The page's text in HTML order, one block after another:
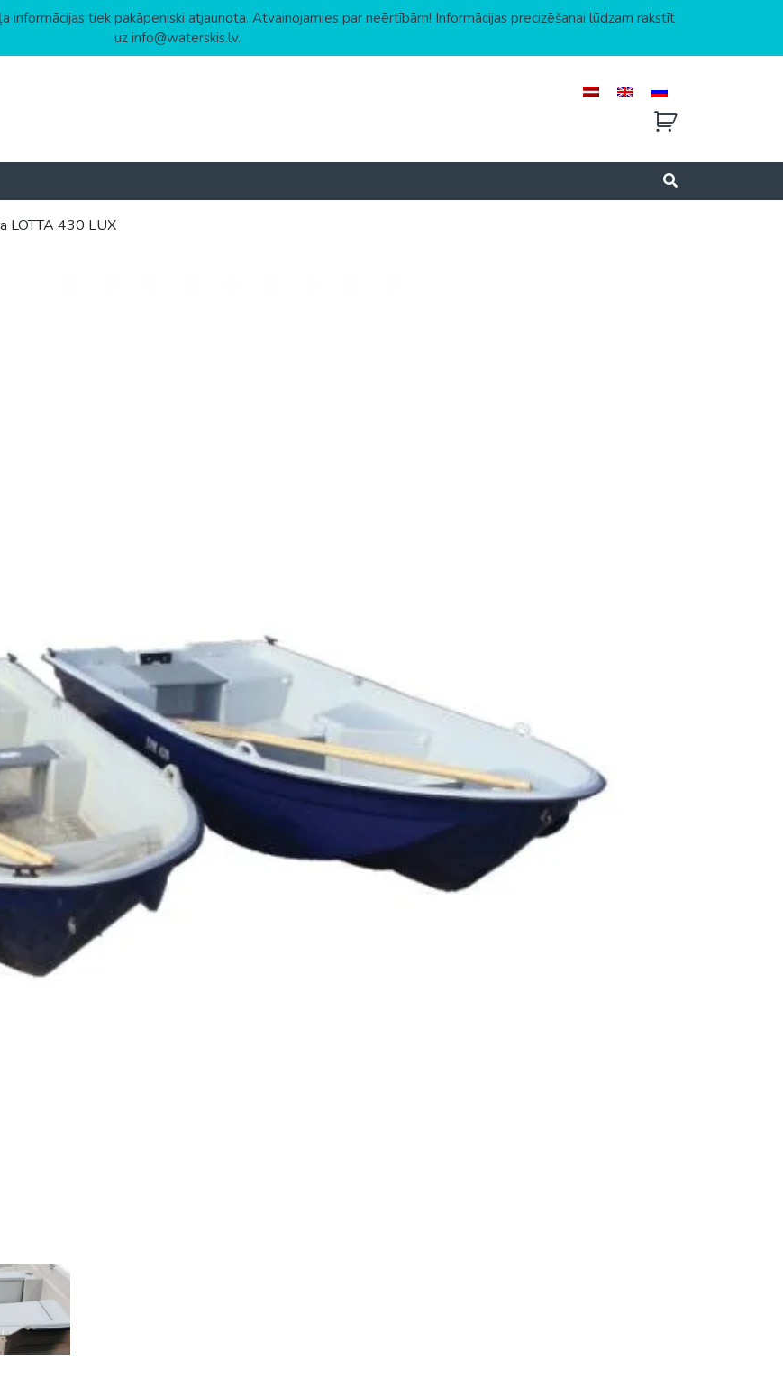
informācijas tiek pakāpeniski atjaunota. Atvainojamies par neērtībām! Informācijas precizēšanai lūdzam rakstīt
uz info@waterskis.lv.
LOTTA 430 LUX